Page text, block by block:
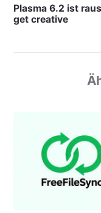
Plasma 6.2 ist
get creative